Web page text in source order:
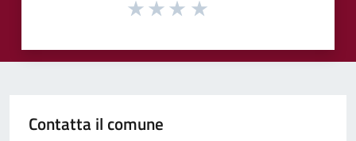
Contatta il comune